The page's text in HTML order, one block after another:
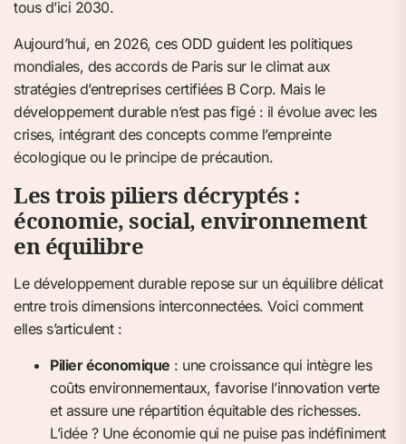
tous d’ici 2030.
Aujourd’hui, en 2026, ces ODD guident les politiques
mondiales, des accords de Paris sur le climat aux
stratégies d’entreprises certifiées B Corp. Mais le
développement durable n’est pas figé : il évolue avec les
crises, intégrant des concepts comme l’empreinte
écologique ou le principe de précaution.
Les trois piliers décryptés :
économie, social, environnement
en équilibre
Le développement durable repose sur un équilibre délicat
entre trois dimensions interconnectées. Voici comment
elles s’articulent :
Pilier économique : une croissance qui intègre les
coûts environnementaux, favorise l’innovation verte
et assure une répartition équitable des richesses.
L’idée ? Une économie qui ne puise pas indéfiniment